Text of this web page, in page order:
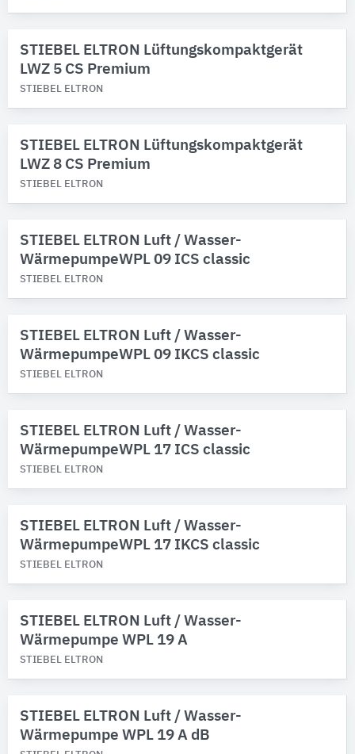
STIEBEL ELTRON Lüftungskompaktgerät
LWZ 5 CS Premium
STIEBEL ELTRON
STIEBEL ELTRON Lüftungskompaktgerät
LWZ 8 CS Premium
STIEBEL ELTRON
STIEBEL ELTRON Luft / Wasser-
WärmepumpeWPL 09 ICS classic
STIEBEL ELTRON
STIEBEL ELTRON Luft / Wasser-
WärmepumpeWPL 09 IKCS classic
STIEBEL ELTRON
STIEBEL ELTRON Luft / Wasser-
WärmepumpeWPL 17 ICS classic
STIEBEL ELTRON
STIEBEL ELTRON Luft / Wasser-
WärmepumpeWPL 17 IKCS classic
STIEBEL ELTRON
STIEBEL ELTRON Luft / Wasser-
Wärmepumpe WPL 19 A
STIEBEL ELTRON
STIEBEL ELTRON Luft / Wasser-
Wärmepumpe WPL 19 A dB